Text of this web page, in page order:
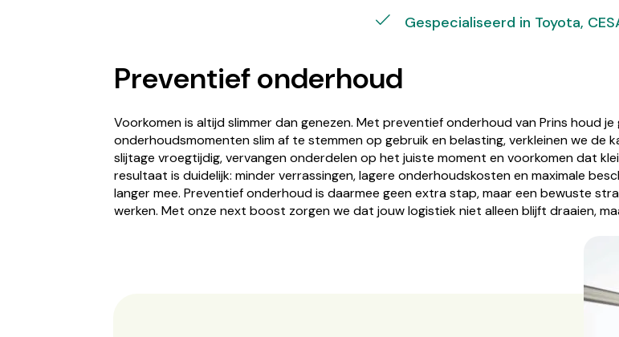
Gespecialiseerd in Toyota,
Preventief onderhoud
Voorkomen is altijd slimmer dan genezen. Met preventief onderhoud van Prins houd
onderhoudsmomenten slim af te stemmen op gebruik en belasting, verkleinen we de
slijtage vroegtijdig, vervangen onderdelen op het juiste moment en voorkomen dat
resultaat is duidelijk: minder verrassingen, lagere onderhoudskosten en maximale
langer mee. Preventief onderhoud is daarmee geen extra stap, maar een bewuste
werken. Met onze next boost zorgen we dat jouw logistiek niet alleen blijft draaien,